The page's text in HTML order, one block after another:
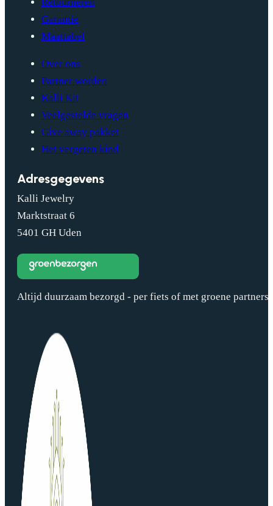
Retourneren
Garantie
Maattabel
Over ons
Partner worden
Kalli Kit
Veelgestelde vragen
Give away pakket
Het vergeten kind
Adresgegevens
Kalli Jewelry
Marktstraat 6
5401 GH Uden
Altijd duurzaam bezorgd - per fiets of met groene partners